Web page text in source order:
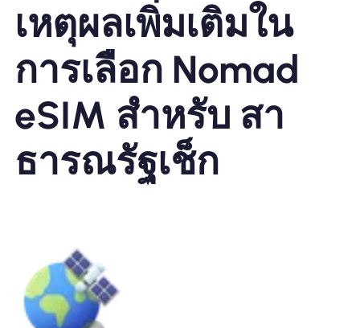
เหตุผลเพิ่มเติมใน
การเลือก Nomad
eSIM สำหรับ สา
ธารณรัฐเช็ก